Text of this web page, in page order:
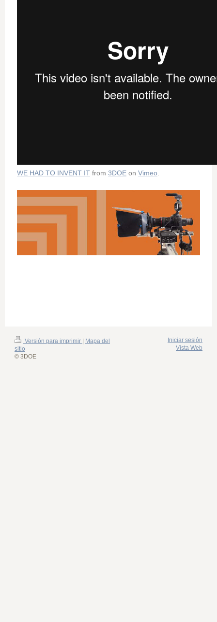
WE HAD TO INVENT IT from 3DOE on Vimeo.
Versión para imprimir | Mapa del
sitio
© 3DOE
Iniciar sesión
Vista Web